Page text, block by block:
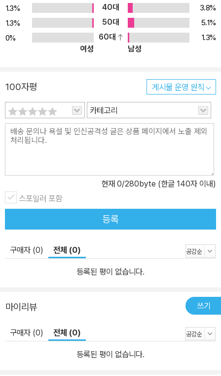
사 3회분을 온라인으로 해설집과 함께 제공하며, 정기토익을 완벽하
게 분석한 어휘집까지 제공한다. 모르는 것이 있으면 저자에게 개인
적으로 물어볼 수 있는 저자의 개인 카카오톡 id도 공개했다. 단기간
에 필요한 내용만 학습하고 850점을 얻기를 원하는 수험생에게 강력
득점의 핵심만 담은 99개 핵심 포인트! 850점 달성에 필요한 내용만
선별해서 꾹꾹 눌러 담았습니다. 2. 고득점자의 풀이법! 저자가 실제
로 문제를 푸는 흐름을 해부해서 보여줍니다. 실전 풀이 속도를 올려
줍니다. 3. 저자 직강 핵심 동영상 강의 제공! 저자가 직접 풀이 노하
우를 알려주고 핵심을 짚어줍니다. 4. 총정리용 실전 모의고사 3회분
제공! 실전 경향을 반영한 실전 모의고사 3회분을 온라인으로 제공합
휘만 골라 담았습니다. 이 어휘집만 봐도 토익 어휘는 끝. 6. 저자 1:1
카카오톡 관리! 이 책에는 저자의 카카오톡 주소가 공개되어 있습니
다. 모르는 것이 있거나 궁금한게 생기면 저자를 카카오톡 친구로 등
1.3%
40대
3.8%
1.3%
50대
5.1%
0%
60대
1.3%
여성
남성
100자평 게시물 운영 원칙
카테고리
현재 0/280byte (한글 140자 이내)
스포일러 포함
등록
구매자 (0) 전체 (0)
등록된 평이 없습니다.
마이리뷰 쓰기
구매자 (0) 전체 (0)
등록된 평이 없습니다.